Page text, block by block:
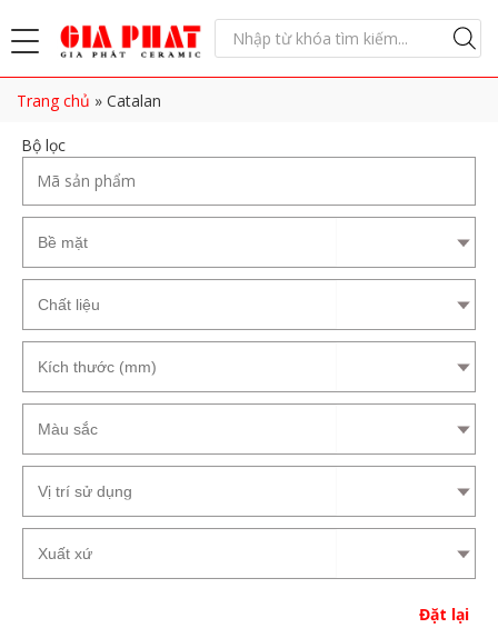
Trang chủ » Catalan
Bộ lọc
Đặt lại